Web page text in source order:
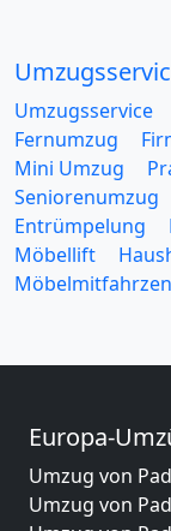
Umzugsservice
Fernumzug
Mini Umzug
Seniorenumzug
Entrümpelung
Möbellift
Europa-
Umzug von
Umzug von